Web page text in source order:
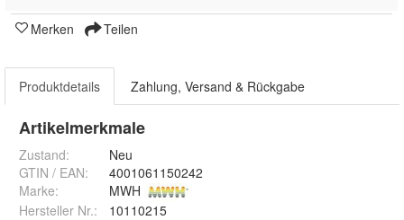
Merken Teilen
Produktdetails Zahlung, Versand & Rückgabe
Artikelmerkmale
Zustand:
Neu
GTIN / EAN:
4001061150242
Marke:
MWH
Hersteller Nr.:
10110215